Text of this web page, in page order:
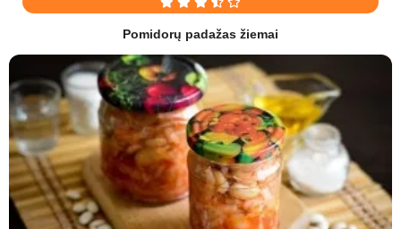
Pomidorų padažas žiemai